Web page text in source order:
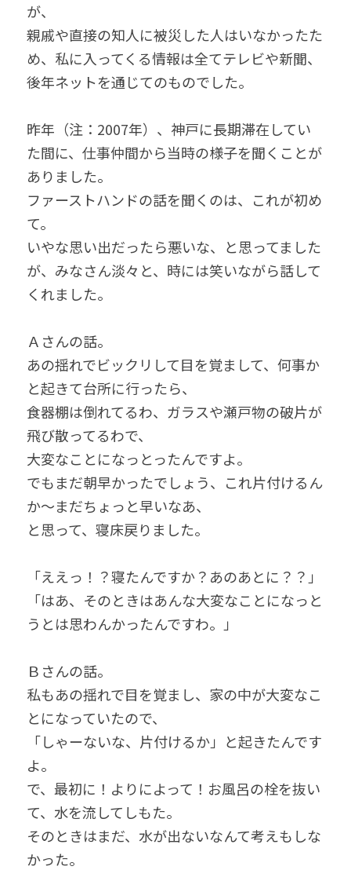
が、
親戚や直接の知人に被災した人はいなかったた
め、私に入ってくる情報は全てテレビや新聞、
後年ネットを通じてのものでした。
昨年（注：2007年）、神戸に長期滞在してい
た間に、仕事仲間から当時の様子を聞くことが
ありました。
ファーストハンドの話を聞くのは、これが初め
て。
いやな思い出だったら悪いな、と思ってました
が、みなさん淡々と、時には笑いながら話して
くれました。
Ａさんの話。
あの揺れでビックリして目を覚まして、何事か
と起きて台所に行ったら、
食器棚は倒れてるわ、ガラスや瀬戸物の破片が
飛び散ってるわで、
大変なことになっとったんですよ。
でもまだ朝早かったでしょう、これ片付けるん
か～まだちょっと早いなあ、
と思って、寝床戻りました。
「ええっ！？寝たんですか？あのあとに？？」
「はあ、そのときはあんな大変なことになっと
うとは思わんかったんですわ。」
Ｂさんの話。
私もあの揺れで目を覚まし、家の中が大変なこ
とになっていたので、
「しゃーないな、片付けるか」と起きたんです
よ。
で、最初に！よりによって！お風呂の栓を抜い
て、水を流してしもた。
そのときはまだ、水が出ないなんて考えもしな
かった。